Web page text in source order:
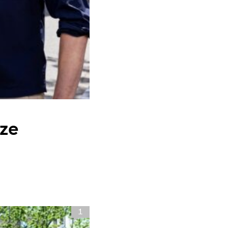
in
1